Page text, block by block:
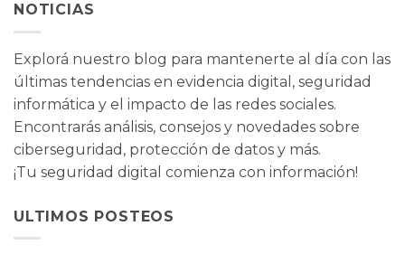
NOTICIAS
Explorá nuestro blog para mantenerte al día con las
últimas tendencias en evidencia digital, seguridad
informática y el impacto de las redes sociales.
Encontrarás análisis, consejos y novedades sobre
ciberseguridad, protección de datos y más.
¡Tu seguridad digital comienza con información!
ULTIMOS POSTEOS